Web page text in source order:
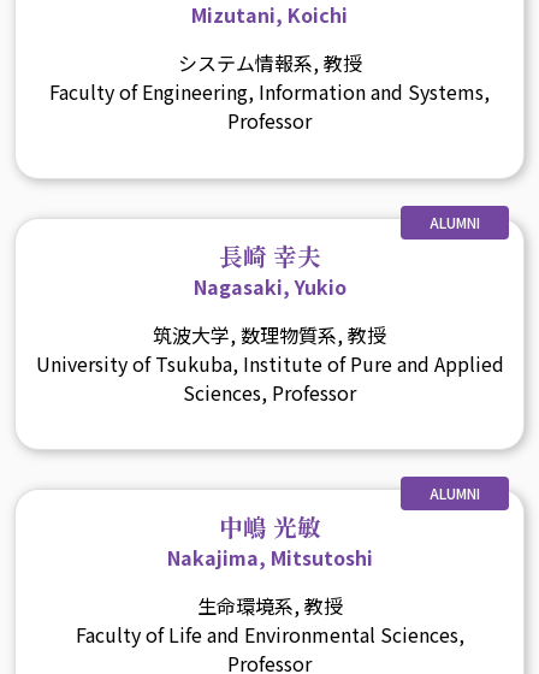
Mizutani, Koichi
システム情報系, 教授
Faculty of Engineering, Information and Systems,
Professor
ALUMNI
長崎 幸夫
Nagasaki, Yukio
筑波大学, 数理物質系, 教授
University of Tsukuba, Institute of Pure and Applied
Sciences, Professor
ALUMNI
中嶋 光敏
Nakajima, Mitsutoshi
生命環境系, 教授
Faculty of Life and Environmental Sciences,
Professor